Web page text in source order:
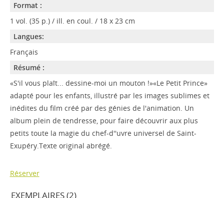
Format :
1 vol. (35 p.) / ill. en coul. / 18 x 23 cm
Langues:
Français
Résumé :
«S'il vous plaît... dessine-moi un mouton !»«Le Petit Prince»
adapté pour les enfants, illustré par les images sublimes et
inédites du film créé par des génies de l'animation. Un
album plein de tendresse, pour faire découvrir aux plus
petits toute la magie du chef-d''uvre universel de Saint-
Exupéry.Texte original abrégé.
Réserver
EXEMPLAIRES (2)